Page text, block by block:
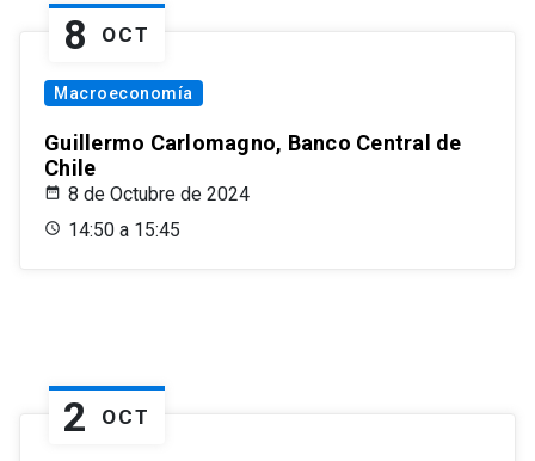
8 OCT
Macroeconomía
Guillermo Carlomagno, Banco Central de
Chile
8 de Octubre de 2024
14:50 a 15:45
2 OCT